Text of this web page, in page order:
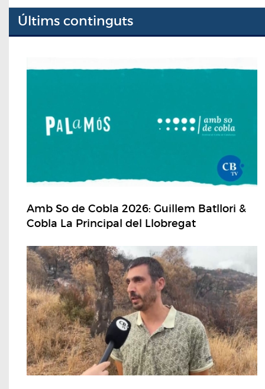
Últims continguts
Amb So de Cobla 2026: Guillem Batllori &
Cobla La Principal del Llobregat